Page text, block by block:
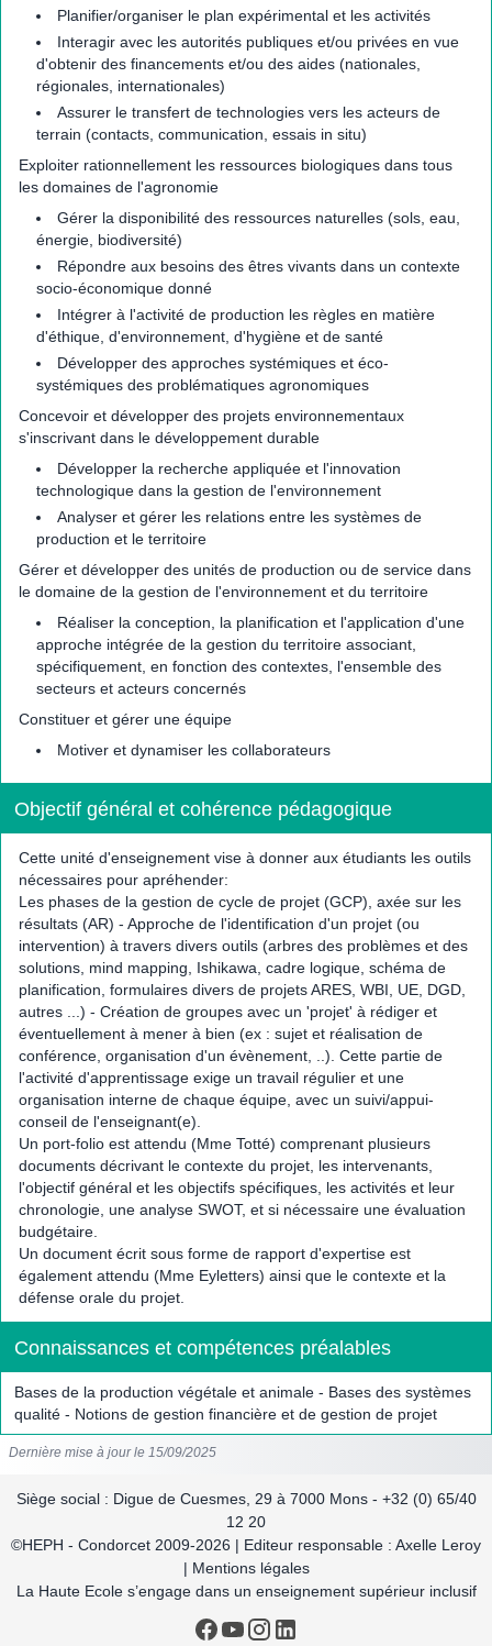
Planifier/organiser le plan expérimental et les activités
Interagir avec les autorités publiques et/ou privées en vue
d'obtenir des financements et/ou des aides (nationales,
régionales, internationales)
Assurer le transfert de technologies vers les acteurs de
terrain (contacts, communication, essais in situ)
Exploiter rationnellement les ressources biologiques dans tous
les domaines de l'agronomie
Gérer la disponibilité des ressources naturelles (sols, eau,
énergie, biodiversité)
Répondre aux besoins des êtres vivants dans un contexte
socio-économique donné
Intégrer à l'activité de production les règles en matière
d'éthique, d'environnement, d'hygiène et de santé
Développer des approches systémiques et éco-
systémiques des problématiques agronomiques
Concevoir et développer des projets environnementaux
s'inscrivant dans le développement durable
Développer la recherche appliquée et l'innovation
technologique dans la gestion de l'environnement
Analyser et gérer les relations entre les systèmes de
production et le territoire
Gérer et développer des unités de production ou de service dans
le domaine de la gestion de l'environnement et du territoire
Réaliser la conception, la planification et l'application d'une
approche intégrée de la gestion du territoire associant,
spécifiquement, en fonction des contextes, l'ensemble des
secteurs et acteurs concernés
Constituer et gérer une équipe
Motiver et dynamiser les collaborateurs
Objectif général et cohérence pédagogique
Cette unité d'enseignement vise à donner aux étudiants les outils
nécessaires pour apréhender:
Les phases de la gestion de cycle de projet (GCP), axée sur les
résultats (AR) - Approche de l'identification d'un projet (ou
intervention) à travers divers outils (arbres des problèmes et des
solutions, mind mapping, Ishikawa, cadre logique, schéma de
planification, formulaires divers de projets ARES, WBI, UE, DGD,
autres ...) - Création de groupes avec un 'projet' à rédiger et
éventuellement à mener à bien (ex : sujet et réalisation de
conférence, organisation d'un évènement, ..). Cette partie de
l'activité d'apprentissage exige un travail régulier et une
organisation interne de chaque équipe, avec un suivi/appui-
conseil de l'enseignant(e).
Un port-folio est attendu (Mme Totté) comprenant plusieurs
documents décrivant le contexte du projet, les intervenants,
l'objectif général et les objectifs spécifiques, les activités et leur
chronologie, une analyse SWOT, et si nécessaire une évaluation
budgétaire.
Un document écrit sous forme de rapport d'expertise est
également attendu (Mme Eyletters) ainsi que le contexte et la
défense orale du projet.
Connaissances et compétences préalables
Bases de la production végétale et animale - Bases des systèmes
qualité - Notions de gestion financière et de gestion de projet
Dernière mise à jour le 15/09/2025
Siège social : Digue de Cuesmes, 29 à 7000 Mons - +32 (0) 65/40
12 20
©HEPH - Condorcet 2009-2026 | Editeur responsable : Axelle Leroy
| Mentions légales
La Haute Ecole s’engage dans un enseignement supérieur inclusif